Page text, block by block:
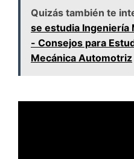
Quizás también te
se estudia Ingeniería
- Consejos para
Mecánica Automotriz